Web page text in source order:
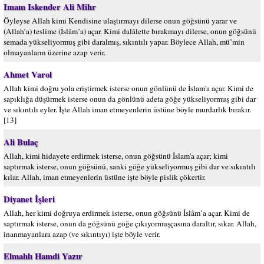
Imam Iskender Ali Mihr
Öyleyse Allah kimi Kendisine ulaştırmayı dilerse onun göğsünü yarar ve
(Allah’a) teslime (İslâm’a) açar. Kimi dalâlette bırakmayı dilerse, onun göğsünü
semada yükseliyormuş gibi daralmış, sıkıntılı yapar. Böylece Allah, mü’min
olmayanların üzerine azap verir.
Ahmet Varol
Allah kimi doğru yola eriştirmek isterse onun gönlünü de İslam'a açar. Kimi de
sapıklığa düşürmek isterse onun da gönlünü adeta göğe yükseliyormuş gibi dar
ve sıkıntılı eyler. İşte Allah iman etmeyenlerin üstüne böyle murdarlık bırakır.
[13]
Ali Bulaç
Allah, kimi hidayete erdirmek isterse, onun göğsünü İslam'a açar; kimi
saptırmak isterse, onun göğsünü, sanki göğe yükseliyormuş gibi dar ve sıkıntılı
kılar. Allah, iman etmeyenlerin üstüne işte böyle pislik çökertir.
Diyanet İşleri
Allah, her kimi doğruya erdirmek isterse, onun göğsünü İslâm’a açar. Kimi de
saptırmak isterse, onun da göğsünü göğe çıkıyormuşçasına daraltır, sıkar. Allah,
inanmayanlara azap (ve sıkıntıyı) işte böyle verir.
Elmalılı Hamdi Yazır